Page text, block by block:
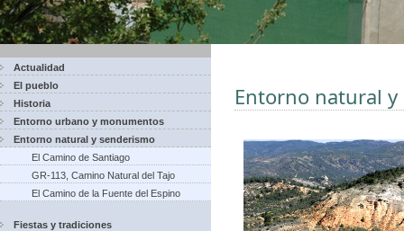
Actualidad
El pueblo
Historia
Entorno urbano y monumentos
Entorno natural y senderismo
El Camino de Santiago
GR-113, Camino Natural del Tajo
El Camino de la Fuente del Espino
Fiestas y tradiciones
Entorno natural